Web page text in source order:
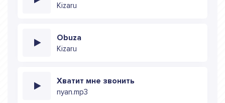
Kizaru
Obuza
Kizaru
Хватит мне звонить
nyan.mp3